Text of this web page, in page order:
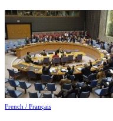
French / Français